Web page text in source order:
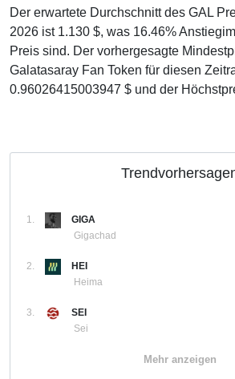
Der erwartete Durchschnitt des GAL
2026 ist 1.130 $, was 16.46%
Preis sind. Der vorhergesagte
Galatasaray Fan Token für diesen
0.96026415003947 $ und der
1.
GIGA
Gigachad
2.
HEI
Heima
3.
SEI
Sei
Mehr anzeigen